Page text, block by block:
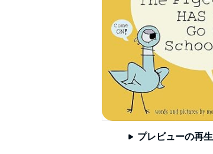
プレビューの再生